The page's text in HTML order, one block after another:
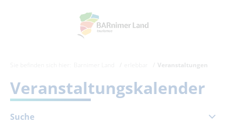
Veranstaltungen
Veranstaltungskalender
Suche